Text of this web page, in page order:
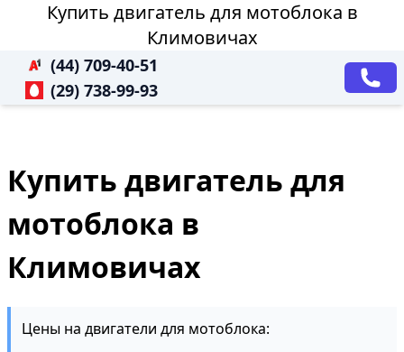
Купить двигатель для мотоблока в
Климовичах
(44) 709-40-51
(29) 738-99-93
Купить двигатель для
мотоблока в
Климовичах
Цены на двигатели для мотоблока: